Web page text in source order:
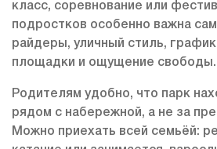
класс, соревнование или
подростков особенно важна
райдеры, уличный стиль,
площадки и ощущение свободы.
Родителям удобно, что парк
рядом с набережной, а не за
Можно приехать всей семьёй: